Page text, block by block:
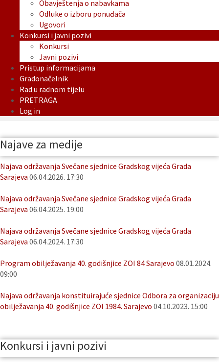
Obavještenja o nabavkama
Odluke o izboru ponuđača
Ugovori
Konkursi i javni pozivi
Konkursi
Javni pozivi
Pristup informacijama
Gradonačelnik
Rad u radnom tijelu
PRETRAGA
Log in
Najave za medije
Najava održavanja Svečane sjednice Gradskog vijeća Grada
Sarajeva 06.04.2026. 17:30
Najava održavanja Svečane sjednice Gradskog vijeća Grada
Sarajeva 06.04.2025. 19:00
Najava održavanja Svečane sjednice Gradskog vijeća Grada
Sarajeva 06.04.2024. 17:30
Program obilježavanja 40. godišnjice ZOI 84 Sarajevo 08.01.2024.
09:00
Najava održavanja konstituirajuće sjednice Odbora za organizaciju
obilježavanja 40. godišnjice ZOI 1984. Sarajevo 04.10.2023. 15:00
Konkursi i javni pozivi